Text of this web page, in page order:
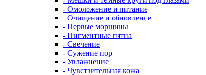
- Омоложение и питание
- Очищение и обновление
- Первые морщины
- Пигментные пятна
- Свечение
- Сужение пор
- Увлажнение
- Чувствительная кожа